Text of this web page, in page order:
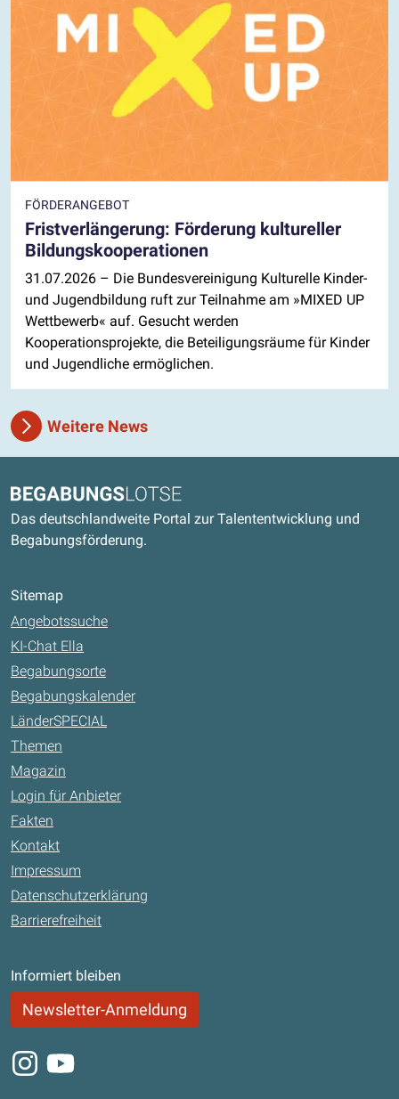
FÖRDERANGEBOT
Fristverlängerung: Förderung kultureller
Bildungskooperationen
31.07.2026 – Die Bundesvereinigung Kulturelle Kinder-
und Jugendbildung ruft zur Teilnahme am »MIXED UP
Wettbewerb« auf. Gesucht werden
Kooperationsprojekte, die Beteiligungsräume für Kinder
und Jugendliche ermöglichen.
Weitere News
Begabungslotse
Das deutschlandweite Portal zur Talententwicklung und
Begabungsförderung.
Sitemap
Angebotssuche
KI-Chat Ella
Begabungsorte
Begabungskalender
LänderSPECIAL
Themen
Magazin
Login für Anbieter
Fakten
Kontakt
Impressum
Datenschutzerklärung
Barrierefreiheit
Informiert bleiben
Newsletter-Anmeldung
Instagram
Youtube